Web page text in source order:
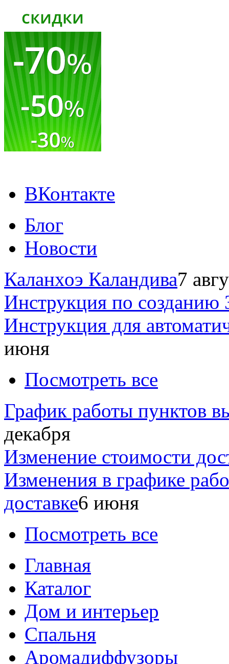
ВКонтакте
Блог
Новости
Каланхоэ Каландива7
Инструкция по созданию
Инструкция для
июня
Посмотреть все
График работы пунктов
декабря
Изменение стоимости
Изменения в графике
доставке6 июня
Посмотреть все
Главная
Каталог
Дом и интерьер
Спальня
Аромадиффузоры